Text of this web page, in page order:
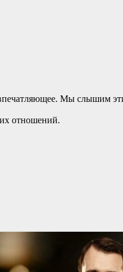
Мы слышим
отношений.